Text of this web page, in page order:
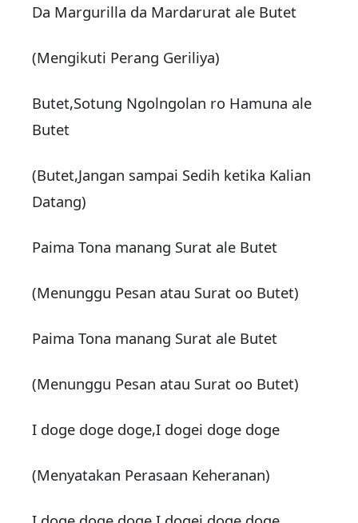
Da Margurilla da Mardarurat ale Butet
(Mengikuti Perang Geriliya)
Butet,Sotung Ngolngolan ro Hamuna ale
Butet
(Butet,Jangan sampai Sedih ketika Kalian
Datang)
Paima Tona manang Surat ale Butet
(Menunggu Pesan atau Surat oo Butet)
Paima Tona manang Surat ale Butet
(Menunggu Pesan atau Surat oo Butet)
I doge doge doge,I dogei doge doge
(Menyatakan Perasaan Keheranan)